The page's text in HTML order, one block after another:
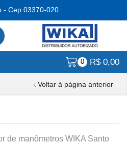
- Cep 03370-020
0 R$0,00
Voltar à página anterior
de manômetros WIKA Santo